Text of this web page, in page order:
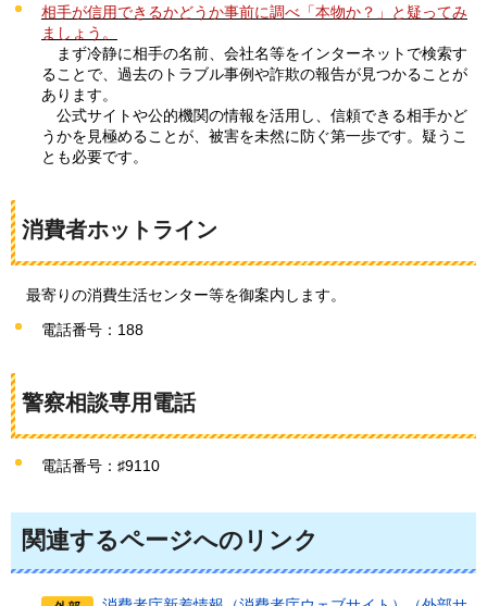
相手が信用できるかどうか事前に調べ「本物か？」と疑ってみ
ましょう。
まず冷静に相手の名前、会社名等をインターネットで検索す
ることで、過去のトラブル事例や詐欺の報告が見つかることが
あります。
公式サイトや公的機関の情報を活用し、信頼できる相手かど
うかを見極めることが、被害を未然に防ぐ第一歩です。疑うこ
とも必要です。
消費者ホットライン
最寄りの消費生活センター等を御案内します。
電話番号：188
警察相談専用電話
電話番号：♯9110
関連するページへのリンク